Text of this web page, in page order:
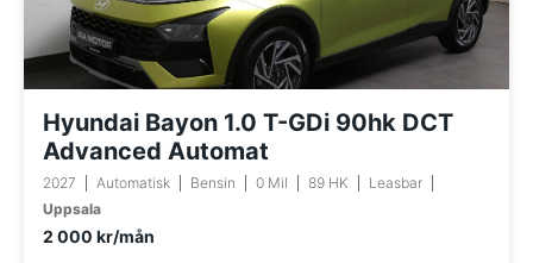
Hyundai Bayon 1.0 T-GDi 90hk DCT
Advanced Automat
2027 Automatisk Bensin 0 Mil 89 HK
Leasbar
Uppsala
2 000 kr/mån